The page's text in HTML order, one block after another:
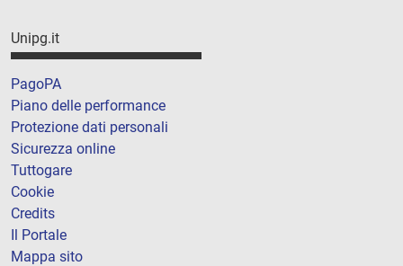
Unipg.it
PagoPA
Piano delle performance
Protezione dati personali
Sicurezza online
Tuttogare
Cookie
Credits
Il Portale
Mappa sito